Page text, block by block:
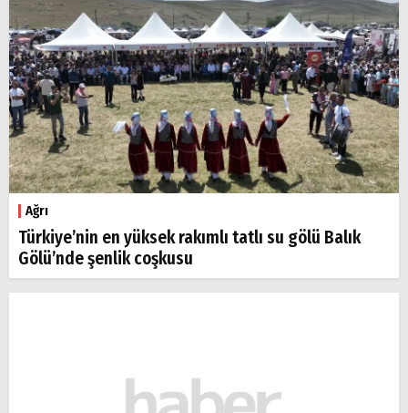
Ağrı
Türkiye’nin en yüksek rakımlı tatlı su gölü Balık
Gölü’nde şenlik coşkusu